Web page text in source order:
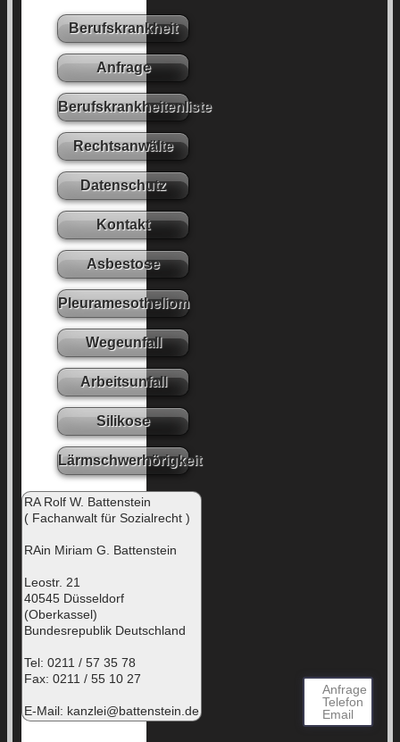
Berufskrankheit
Anfrage
Berufskrankheitenliste
Rechtsanwälte
Datenschutz
Kontakt
Asbestose
Pleuramesotheliom
Wegeunfall
Arbeitsunfall
Silikose
Lärmschwerhörigkeit
RA Rolf W. Battenstein
( Fachanwalt für Sozialrecht )
RAin Miriam G. Battenstein
Leostr. 21
40545 Düsseldorf
(Oberkassel)
Bundesrepublik Deutschland
Tel: 0211 / 57 35 78
Fax: 0211 / 55 10 27
E-Mail: kanzlei@battenstein.de
Anfrage
Telefon
Email